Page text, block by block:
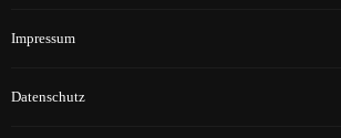
Impressum
Datenschutz